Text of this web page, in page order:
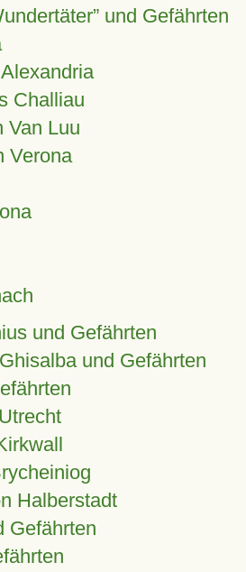
und Gefährten
Challiau
Van Luu
Verona
und Gefährten
und Gefährten
Halberstadt
Gefährten